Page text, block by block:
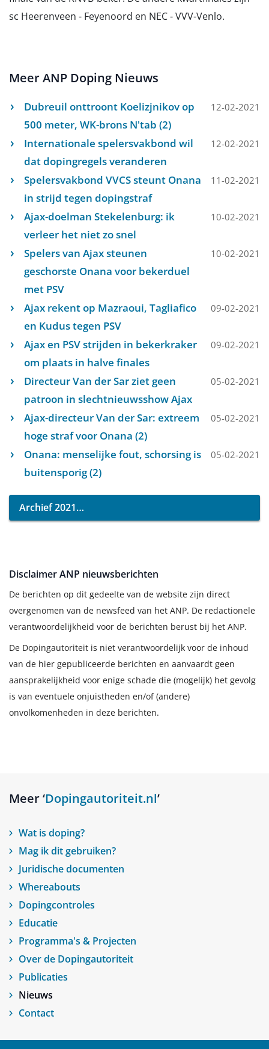
sc Heerenveen - Feyenoord en NEC - VVV-Venlo.
Meer ANP Doping Nieuws
Dubreuil onttroont Koelizjnikov op
500 meter, WK-brons N'tab (2)
12-02-2021
Internationale spelersvakbond wil
dat dopingregels veranderen
12-02-2021
Spelersvakbond VVCS steunt Onana
in strijd tegen dopingstraf
11-02-2021
Ajax-doelman Stekelenburg: ik
verleer het niet zo snel
10-02-2021
Spelers van Ajax steunen
geschorste Onana voor bekerduel
met PSV
10-02-2021
Ajax rekent op Mazraoui, Tagliafico
en Kudus tegen PSV
09-02-2021
Ajax en PSV strijden in bekerkraker
om plaats in halve finales
09-02-2021
Directeur Van der Sar ziet geen
patroon in slechtnieuwsshow Ajax
05-02-2021
Ajax-directeur Van der Sar: extreem
hoge straf voor Onana (2)
05-02-2021
Onana: menselijke fout, schorsing is
buitensporig (2)
05-02-2021
Archief 2021
Disclaimer ANP nieuwsberichten
De berichten op dit gedeelte van de website zijn direct
overgenomen van de newsfeed van het ANP. De redactionele
verantwoordelijkheid voor de berichten berust bij het ANP.
De Dopingautoriteit is niet verantwoordelijk voor de inhoud
van de hier gepubliceerde berichten en aanvaardt geen
aansprakelijkheid voor enige schade die (mogelijk) het gevolg
is van eventuele onjuistheden en/of (andere)
onvolkomenheden in deze berichten.
Meer ‘Dopingautoriteit.nl’
Wat is doping?
Mag ik dit gebruiken?
Juridische documenten
Whereabouts
Dopingcontroles
Educatie
Programma's & Projecten
Over de Dopingautoriteit
Publicaties
Nieuws
Contact